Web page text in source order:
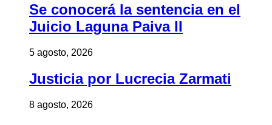
Se conocerá la sentencia en el
Juicio Laguna Paiva II
5 agosto, 2026
Justicia por Lucrecia Zarmati
8 agosto, 2026